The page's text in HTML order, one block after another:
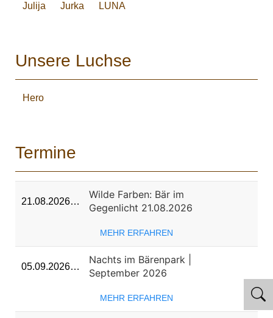
Julija
Jurka LUNA
Unsere Luchse
Hero
Termine
21.08.2026…
Wilde Farben: Bär im
Gegenlicht 21.08.2026
MEHR ERFAHREN
05.09.2026…
Nachts im Bärenpark |
September 2026
MEHR ERFAHREN